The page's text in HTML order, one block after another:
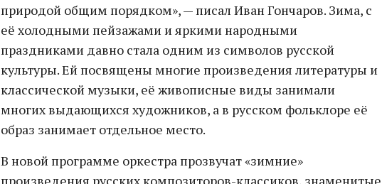
природой общим порядком», — писал Иван Гончаров. Зима, с
её холодными пейзажами и яркими народными
праздниками давно стала одним из символов русской
культуры. Ей посвящены многие произведения литературы и
классической музыки, её живописные виды занимали
многих выдающихся художников, а в русском фольклоре её
образ занимает отдельное место.
В новой программе оркестра прозвучат «зимние»